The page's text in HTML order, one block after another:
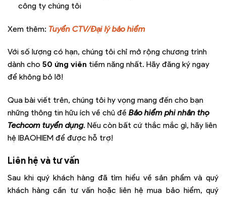
công ty chúng tôi
Xem thêm: Tuyển CTV/Đại lý bảo hiểm
Với số lượng có hạn, chúng tôi chỉ mở rộng chương trình
dành cho 50 ứng viên tiềm năng nhất. Hãy đăng ký ngay
để không bỏ lỡ!
Qua bài viết trên, chúng tôi hy vọng mang đến cho bạn
những thông tin hữu ích về chủ đề Bảo hiểm phi nhân thọ
Techcom tuyển dụng. Nếu còn bất cứ thắc mắc gì, hãy liên
hệ IBAOHIEM để được hỗ trợ!
Liên hệ và tư vấn
Sau khi quý khách hàng đã tìm hiểu về sản phẩm và quý
khách hàng cần tư vấn hoặc liên hệ mua bảo hiểm, quý